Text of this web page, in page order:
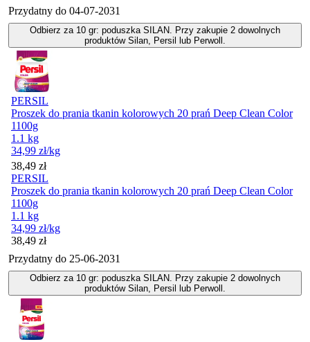
Przydatny do 04-07-2031
Odbierz za 10 gr: poduszka SILAN. Przy zakupie 2 dowolnych
produktów Silan, Persil lub Perwoll.
PERSIL
Proszek do prania tkanin kolorowych 20 prań Deep Clean Color
1100g
1.1 kg
34,99 zł/kg
Cena
38,49 zł
PERSIL
Proszek do prania tkanin kolorowych 20 prań Deep Clean Color
1100g
1.1 kg
34,99 zł/kg
Cena
38,49 zł
Przydatny do 25-06-2031
Odbierz za 10 gr: poduszka SILAN. Przy zakupie 2 dowolnych
produktów Silan, Persil lub Perwoll.